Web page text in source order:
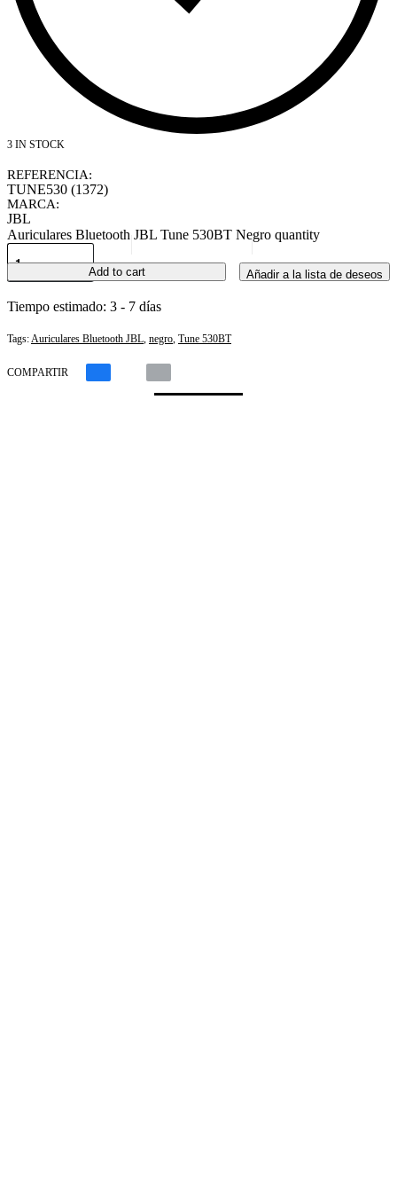
3 IN STOCK
REFERENCIA:
TUNE530 (1372)
MARCA:
JBL
Auriculares Bluetooth JBL Tune 530BT Negro quantity
Add to cart Añadir a la lista de deseos
Tiempo estimado: 3 - 7 días
Tags:Auriculares Bluetooth JBL, negro, Tune 530BT
COMPARTIR